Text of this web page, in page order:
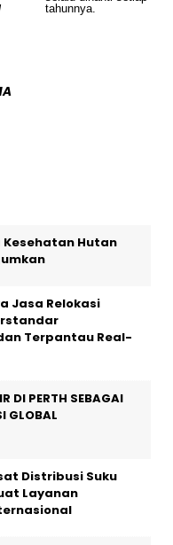
Kesehatan Hutan
Jasa Relokasi
Terpantau Real-
DI PERTH SEBAGAI
GLOBAL
Distribusi Suku
Layanan